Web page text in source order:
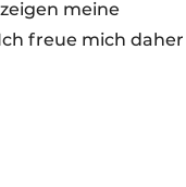
meine
freue mich daher